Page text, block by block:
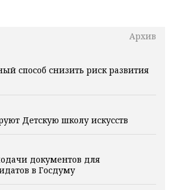
Архив
способ снизить риск развития
Детскую школу искусств
документов для
в Госдуму